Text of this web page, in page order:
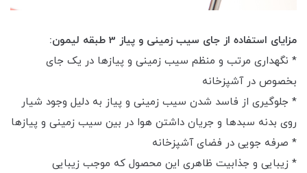
مزایای استفاده از جای سیب زمینی و پیاز 3 طبقه لیمون:
* نگهداری مرتب و منظم سیب زمینی و پیازها در یک جای
بخصوص در آشپزخانه
* جلوگیری از فاسد شدن سیب زمینی و پیاز به دلیل وجود شیار
روی بدنه سبدها و جریان داشتن هوا در بین سیب زمینی و پیازها
* صرفه جویی در فضای آشپزخانه
* زیبایی و جذابیت ظاهری این محصول که موجب زیبایی